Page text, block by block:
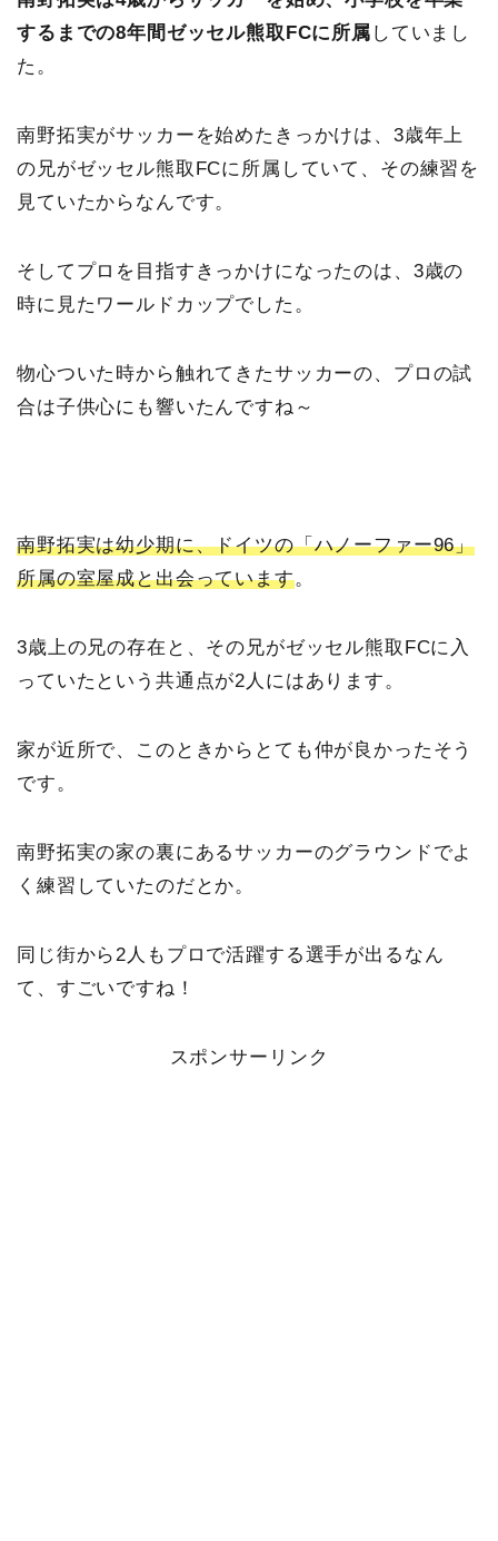
するまでの8年間ゼッセル熊取FCに所属 していまし
た。
南野拓実がサッカーを始めたきっかけは、3歳年上
の兄がゼッセル熊取FCに所属していて、その練習を
見ていたからなんです。
そしてプロを目指すきっかけになったのは、3歳の
時に見たワールドカップでした。
物心ついた時から触れてきたサッカーの、プロの試
合は子供心にも響いたんですね～
南野拓実は幼少期に、ドイツの「ハノーファー96」
所属の室屋成と出会っています。
3歳上の兄の存在と、その兄がゼッセル熊取FCに入
っていたという共通点が2人にはあります。
家が近所で、このときからとても仲が良かったそう
です。
南野拓実の家の裏にあるサッカーのグラウンドでよ
く練習していたのだとか。
同じ街から2人もプロで活躍する選手が出るなん
て、すごいですね！
スポンサーリンク